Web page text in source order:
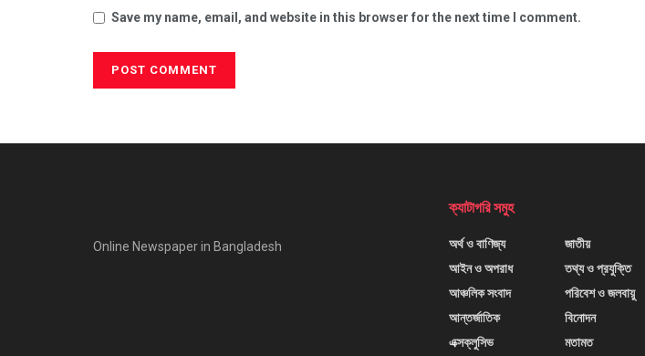
Save my name, email, and website in this browser for the next time I comment.
Online Newspaper in Bangladesh
ক্যাটাগরি সমুহ
অর্থ ও বাণিজ্য
আইন ও অপরাধ
আঞ্চলিক সংবাদ
আন্তর্জাতিক
এক্সক্লুসিভ
জাতীয়
তথ্য ও প্রযুক্তি
পরিবেশ ও জলবায়ু
বিনোদন
মতামত